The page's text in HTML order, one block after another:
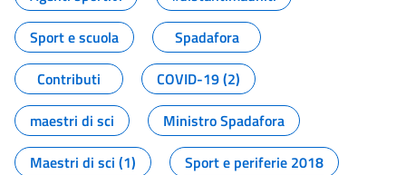
Sport e scuola
Spadafora
Contributi
COVID-19 (2)
maestri di sci
Ministro Spadafora
Maestri di sci (1)
Sport e periferie 2018